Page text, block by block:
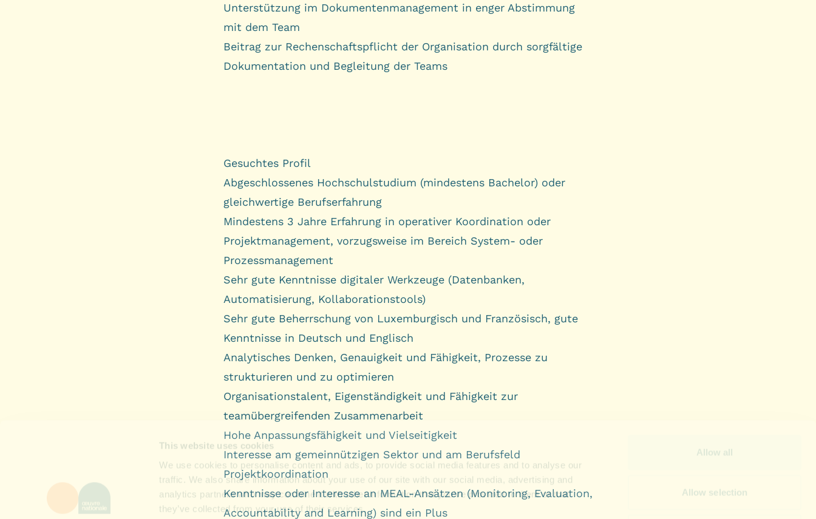
Unterstützung im Dokumentenmanagement in enger Abstimmung
mit dem Team
Beitrag zur Rechenschaftspflicht der Organisation durch sorgfältige
Dokumentation und Begleitung der Teams
Gesuchtes Profil
Abgeschlossenes Hochschulstudium (mindestens Bachelor) oder
gleichwertige Berufserfahrung
Mindestens 3 Jahre Erfahrung in operativer Koordination oder
Projektmanagement, vorzugsweise im Bereich System- oder
Prozessmanagement
Sehr gute Kenntnisse digitaler Werkzeuge (Datenbanken,
Automatisierung, Kollaborationstools)
Sehr gute Beherrschung von Luxemburgisch und Französisch, gute
Kenntnisse in Deutsch und Englisch
Analytisches Denken, Genauigkeit und Fähigkeit, Prozesse zu
strukturieren und zu optimieren
Organisationstalent, Eigenständigkeit und Fähigkeit zur
teamübergreifenden Zusammenarbeit
Hohe Anpassungsfähigkeit und Vielseitigkeit
Interesse am gemeinnützigen Sektor und am Berufsfeld
Projektkoordination
Kenntnisse oder Interesse an MEAL-Ansätzen (Monitoring, Evaluation,
Accountability and Learning) sind ein Plus